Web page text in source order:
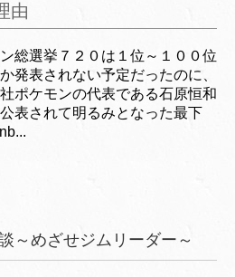
由
総選挙７２０は１位～１００位
発表されない予定だったのに、
ポケモンの代表である石原恒和
表されて明るみとなった最下
～めざせジムリーダー～